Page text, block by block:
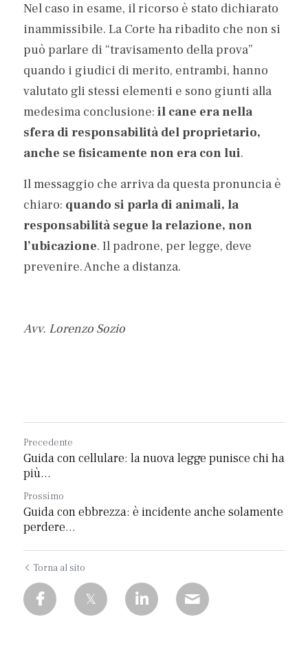
Nel caso in esame, il ricorso è stato dichiarato
inammissibile. La Corte ha ribadito che non si
può parlare di “travisamento della prova”
quando i giudici di merito, entrambi, hanno
valutato gli stessi elementi e sono giunti alla
medesima conclusione: il cane era nella
sfera di responsabilità del proprietario,
anche se fisicamente non era con lui.
Il messaggio che arriva da questa pronuncia è
chiaro: quando si parla di animali, la
responsabilità segue la relazione, non
l’ubicazione. Il padrone, per legge, deve
prevenire. Anche a distanza.
Avv. Lorenzo Sozio
Precedente
Guida con cellulare: la nuova legge punisce chi ha
più...
Prossimo
Guida con ebbrezza: è incidente anche solamente
perdere...
Torna al sito